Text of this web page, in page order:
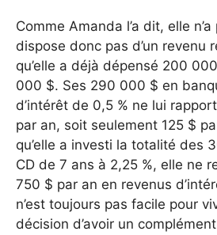
Comme Amanda l’a dit, elle
dispose donc pas d’un revenu
qu’elle a déjà dépensé 200
000 $. Ses 290 000 $ en
d’intérêt de 0,5 % ne lui
par an, soit seulement 125 $
qu’elle a investi la totalité des
CD de 7 ans à 2,25 %, elle ne
750 $ par an en revenus
n’est toujours pas facile pour
décision d’avoir un